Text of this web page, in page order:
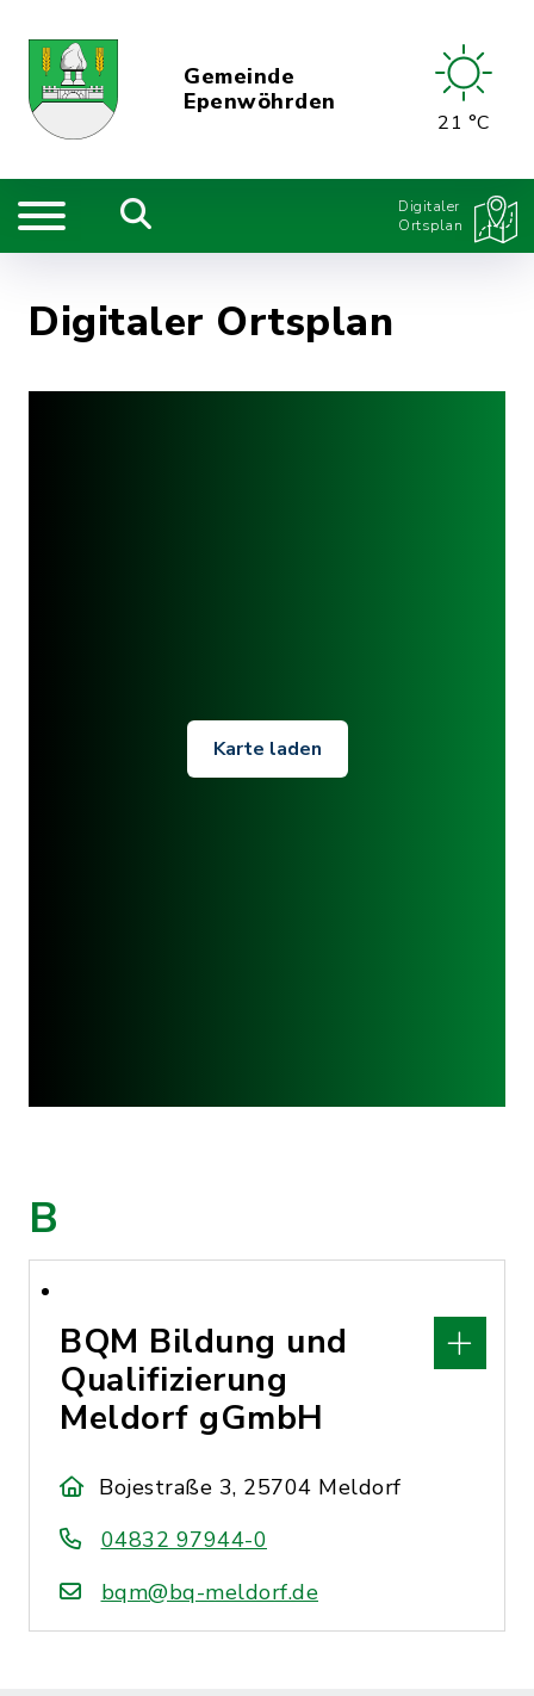
Gemeinde
Epenwöhrden
21 °C
Digitaler
Ortsplan
Digitaler Ortsplan
Karte laden
B
BQM Bildung und
Qualifizierung
Meldorf gGmbH
Bojestraße 3, 25704 Meldorf
04832 97944-0
bqm@bq-meldorf.de